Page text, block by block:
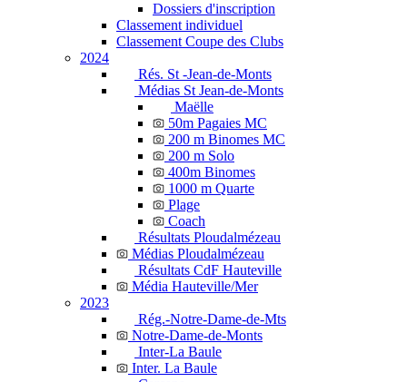
Dossiers d'inscription
Classement individuel
Classement Coupe des Clubs
2024
Rés. St -Jean-de-Monts
Médias St Jean-de-Monts
Maëlle
50m Pagaies MC
200 m Binomes MC
200 m Solo
400m Binomes
1000 m Quarte
Plage
Coach
Résultats Ploudalmézeau
Médias Ploudalmézeau
Résultats CdF Hauteville
Média Hauteville/Mer
2023
Rég.-Notre-Dame-de-Mts
Notre-Dame-de-Monts
Inter-La Baule
Inter. La Baule